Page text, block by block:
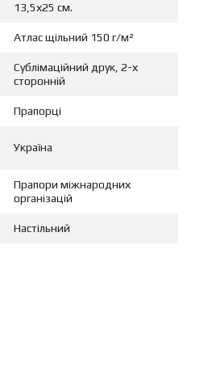
13,5х25 см.
Атлас щільний 150 г/м²
Сублімаційний друк, 2-х
сторонній
Прапорці
Україна
Прапори міжнародних
організацій
Настільний